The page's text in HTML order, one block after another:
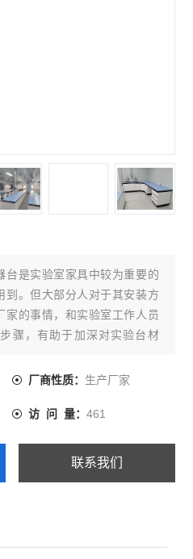
台是实验室家具中较为重要的
到。但大部分人对于其安装方
家的事情，和实验室工作人员
骤，有助于加深对实验台材
厂商性质： 生产厂家
访 问 量： 461
联系我们